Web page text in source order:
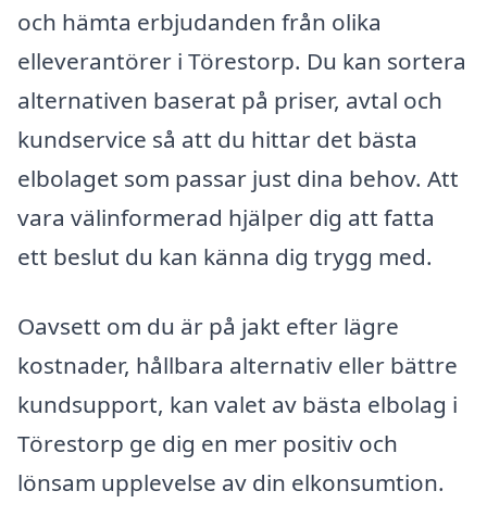
och hämta erbjudanden från olika
elleverantörer i Törestorp. Du kan sortera
alternativen baserat på priser, avtal och
kundservice så att du hittar det bästa
elbolaget som passar just dina behov. Att
vara välinformerad hjälper dig att fatta
ett beslut du kan känna dig trygg med.
Oavsett om du är på jakt efter lägre
kostnader, hållbara alternativ eller bättre
kundsupport, kan valet av bästa elbolag i
Törestorp ge dig en mer positiv och
lönsam upplevelse av din elkonsumtion.